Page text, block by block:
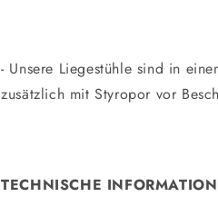
- Unsere Liegestühle sind in
zusätzlich mit Styropor vor
TECHNISCHE